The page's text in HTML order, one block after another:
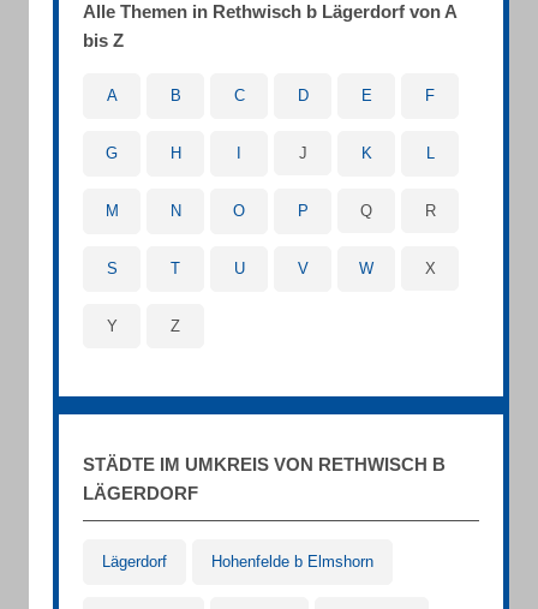
Alle Themen in Rethwisch b Lägerdorf von A
bis Z
A B C D E F
G H J K L
M N O P Q R
S T U V W X
Y Z
STÄDTE IM UMKREIS VON RETHWISCH B
LÄGERDORF
Lägerdorf Hohenfelde b Elmshorn